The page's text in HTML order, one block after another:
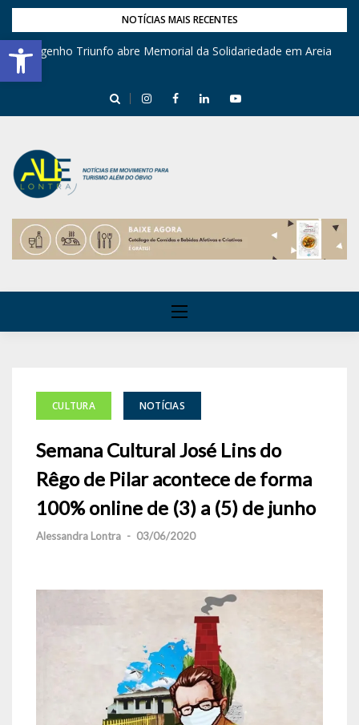
Barra de Ferramentas Aberta
NOTÍCIAS MAIS RECENTES
Engenho Triunfo abre Memorial da Solidariedade em Areia
CULTURA NOTÍCIAS
Semana Cultural José Lins do
Rêgo de Pilar acontece de forma
100% online de (3) a (5) de junho
Alessandra Lontra - 03/06/2020